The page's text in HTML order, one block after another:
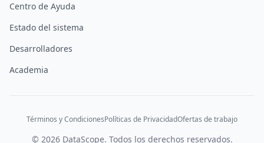
Centro de Ayuda
Estado del sistema
Desarrolladores
Academia
Términos y CondicionesPolíticas de PrivacidadOfertas de trabajo
© 2026DataScope. Todos los derechos reservados.